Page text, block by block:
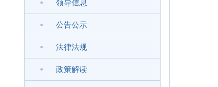
领导信息
公告公示
法律法规
政策解读